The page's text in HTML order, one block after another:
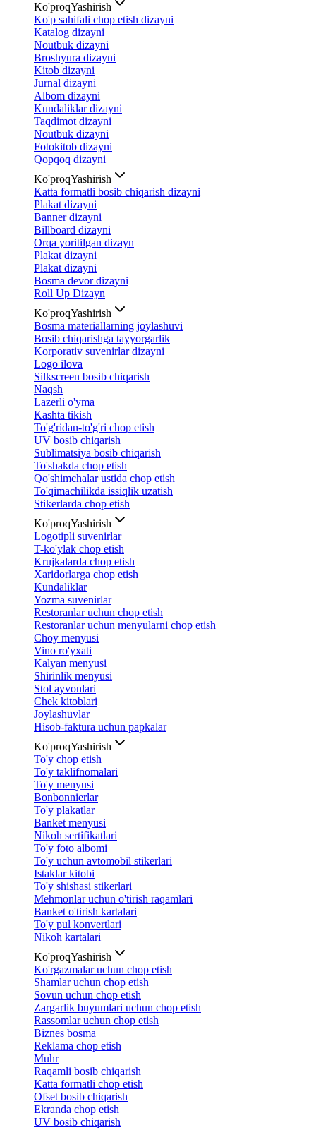
Ko'proqYashirish
Ko'p sahifali chop etish dizayni
Katalog dizayni
Noutbuk dizayni
Broshyura dizayni
Kitob dizayni
Jurnal dizayni
Albom dizayni
Kundaliklar dizayni
Taqdimot dizayni
Noutbuk dizayni
Fotokitob dizayni
Qopqoq dizayni
Ko'proqYashirish
Katta formatli bosib chiqarish dizayni
Plakat dizayni
Banner dizayni
Billboard dizayni
Orqa yoritilgan dizayn
Plakat dizayni
Plakat dizayni
Bosma devor dizayni
Roll Up Dizayn
Ko'proqYashirish
Bosma materiallarning joylashuvi
Bosib chiqarishga tayyorgarlik
Korporativ suvenirlar dizayni
Logo ilova
Silkscreen bosib chiqarish
Naqsh
Lazerli o'yma
Kashta tikish
To'g'ridan-to'g'ri chop etish
UV bosib chiqarish
Sublimatsiya bosib chiqarish
To'shakda chop etish
Qo'shimchalar ustida chop etish
To'qimachilikda issiqlik uzatish
Stikerlarda chop etish
Ko'proqYashirish
Logotipli suvenirlar
T-ko'ylak chop etish
Krujkalarda chop etish
Xaridorlarga chop etish
Kundaliklar
Yozma suvenirlar
Restoranlar uchun chop etish
Restoranlar uchun menyularni chop etish
Choy menyusi
Vino ro'yxati
Kalyan menyusi
Shirinlik menyusi
Stol ayvonlari
Chek kitoblari
Joylashuvlar
Hisob-faktura uchun papkalar
Ko'proqYashirish
To'y chop etish
To'y taklifnomalari
To'y menyusi
Bonbonnierlar
To'y plakatlar
Banket menyusi
Nikoh sertifikatlari
To'y foto albomi
To'y uchun avtomobil stikerlari
Istaklar kitobi
To'y shishasi stikerlari
Mehmonlar uchun o'tirish raqamlari
Banket o'tirish kartalari
To'y pul konvertlari
Nikoh kartalari
Ko'proqYashirish
Ko'rgazmalar uchun chop etish
Shamlar uchun chop etish
Sovun uchun chop etish
Zargarlik buyumlari uchun chop etish
Rassomlar uchun chop etish
Biznes bosma
Reklama chop etish
Muhr
Raqamli bosib chiqarish
Katta formatli chop etish
Ofset bosib chiqarish
Ekranda chop etish
UV bosib chiqarish